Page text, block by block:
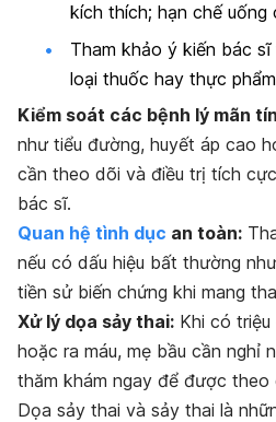
kích thích; hạn chế uống
Tham khảo ý kiến bác
loại thuốc hay thực
Kiểm soát các bệnh lý mãn
như tiểu đường, huyết áp cao
cần theo dõi và điều trị tích
bác sĩ.
Quan hệ tình dục an toàn:
nếu có dấu hiệu bất thường
tiền sử biến chứng khi mang
Xử lý dọa sảy thai: Khi có
hoặc ra máu, mẹ bầu cần nghỉ
thăm khám ngay để được
Dọa sảy thai và sảy thai là